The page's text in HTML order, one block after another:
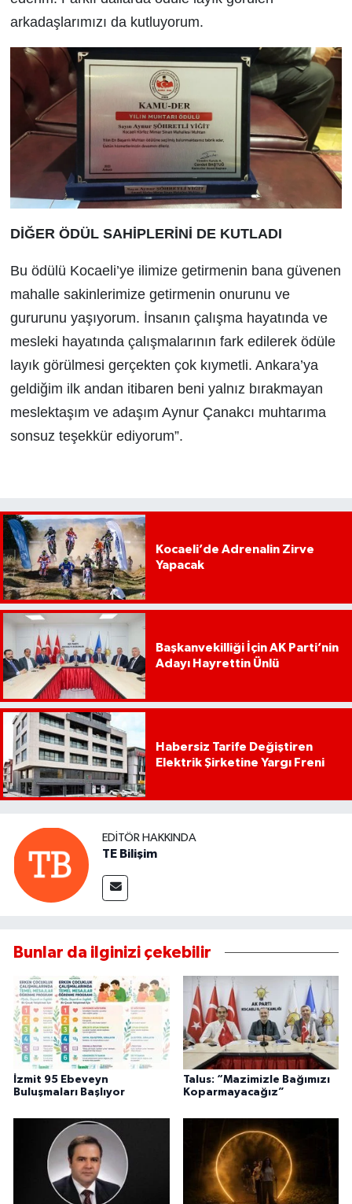
arkadaşlarımızı da kutluyorum.
DİĞER ÖDÜL SAHİPLERİNİ DE KUTLADI
Bu ödülü Kocaeli’ye ilimize getirmenin bana güvenen
mahalle sakinlerimize getirmenin onurunu ve
gururunu yaşıyorum. İnsanın çalışma hayatında ve
mesleki hayatında çalışmalarının fark edilerek ödüle
layık görülmesi gerçekten çok kıymetli. Ankara’ya
geldiğim ilk andan itibaren beni yalnız bırakmayan
meslektaşım ve adaşım Aynur Çanakcı muhtarıma
sonsuz teşekkür ediyorum”.
Kocaeli’de Adrenalin Zirve
Yapacak
Başkanvekilliği İçin AK Parti’nin
Adayı Hayrettin Ünlü
Habersiz Tarife Değiştiren
Elektrik Şirketine Yargı Freni
EDITÖR HAKKINDA
TE Bilişim
Bunlar da ilginizi çekebilir
İzmit 95 Ebeveyn
Buluşmaları Başlıyor
Talus: “Mazimizle Bağımızı
Koparmayacağız”